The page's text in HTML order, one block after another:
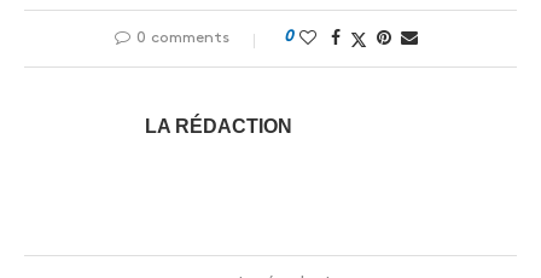
0 comments 0
LA RÉDACTION